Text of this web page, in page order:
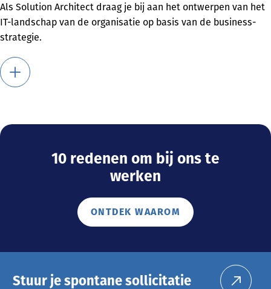
Als Solution Architect draag je bij aan het ontwerpen van het
IT-landschap van de organisatie op basis van de business-
strategie.
10 redenen om bij ons te
werken
ONTDEK WAAROM
Stuur je spontane sollicitatie